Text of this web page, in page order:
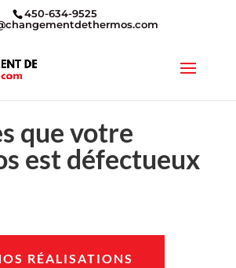
450-634-9525
que votre
est défectueux
RÉALISATIONS